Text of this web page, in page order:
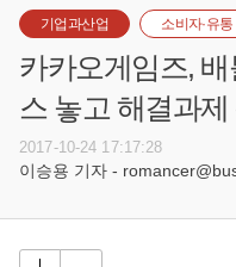
기업과산업 소비자·유통
카카오게임즈,
스 놓고 해결과제
2017-10-24 17:17:28
이승용 기자 -